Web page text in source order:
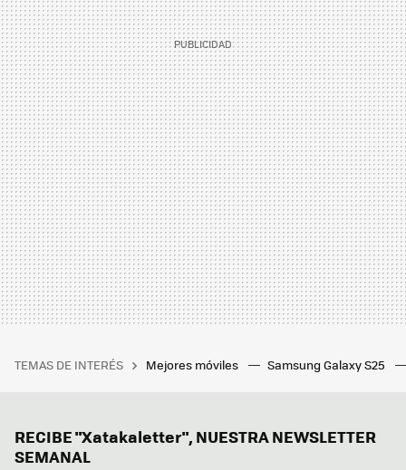
TEMAS DE INTERÉS Mejores móviles Samsung Galaxy S25
RECIBE "Xatakaletter", NUESTRA NEWSLETTER
SEMANAL